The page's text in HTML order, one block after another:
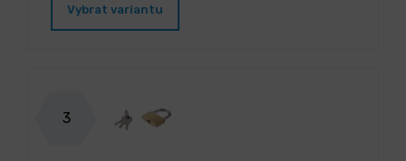
Vybrat variantu
3